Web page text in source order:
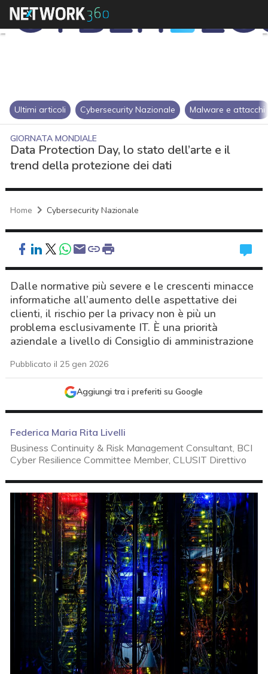
Ultimi articoli Cybersecurity Nazionale Malware e attacchi
GIORNATA MONDIALE
Data Protection Day, lo stato dell’arte e il
trend della protezione dei dati
Home Cybersecurity Nazionale
Dalle normative più severe e le crescenti minacce
informatiche all’aumento delle aspettative dei
clienti, il rischio per la privacy non è più un
problema esclusivamente IT. È una priorità
aziendale a livello di Consiglio di amministrazione
Pubblicato il 25 gen 2026
Aggiungi tra i preferiti su Google
Federica Maria Rita Livelli
Business Continuity & Risk Management Consultant, BCI
Cyber Resilience Committee Member, CLUSIT Direttivo